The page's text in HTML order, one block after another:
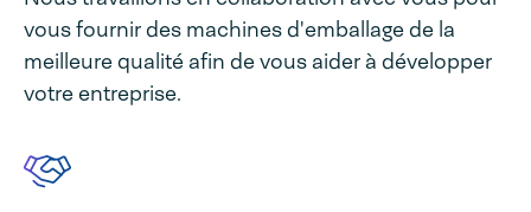
vous fournir des machines d'emballage de la
meilleure qualité afin de vous aider à développer
votre entreprise.